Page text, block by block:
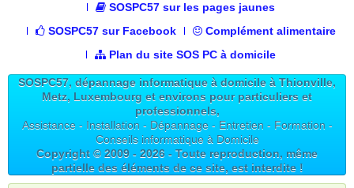
SOSPC57 sur les pages jaunes
SOSPC57 sur Facebook
Complément alimentaire
Plan du site SOS PC à domicile
SOSPC57, dépannage informatique à domicile à Thionville,
Metz, Luxembourg et environs pour particuliers et
professionnels,
Assistance - Installation - Dépannage - Entretien - Formation -
Conseils informatique à Domicile
Copyright © 2009 - 2026 - Toute reproduction, même
partielle des éléments de ce site, est interdite !